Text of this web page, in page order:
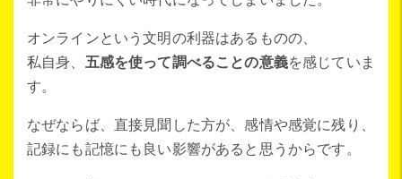
オンラインという文明の利器はあるものの、
私自身、 五感を使って調べることの意義を感じていま
す。
なぜならば、直接見聞した方が、感情や感覚に残り、
記録にも記憶にも良い影響があると思うからです。